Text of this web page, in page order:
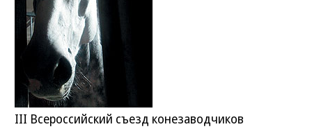
III Всероссийский съезд конезаводчиков